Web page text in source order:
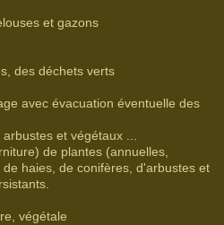
et gazons
des déchets verts
avec évacuation éventuelle des
et végétaux ...
de plantes (annuelles,
haies, de conifères, d'arbustes et
végétale